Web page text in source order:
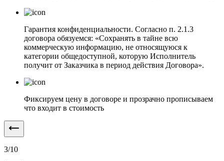
Гарантия конфиденциальности. Согласно п. 2.1.3
договора обязуемся: «Сохранять в тайне всю
коммерческую информацию, не относящуюся к
категории общедоступной, которую Исполнитель
получит от Заказчика в период действия Договора».
Фиксируем цену в договоре и прозрачно прописываем
что входит в стоимость
3/10